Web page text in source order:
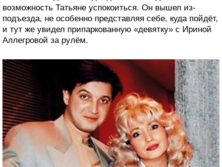
возможность Татьяне успокоиться. Он вышел из-
подъезда, не особенно представляя себе, куда пойдёт,
и тут же увидел припаркованную «девятку» с Ириной
Аллегровой за рулём.